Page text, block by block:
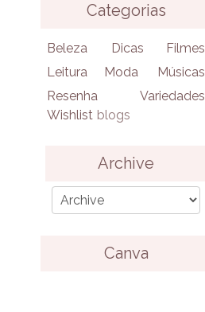
Categorias
Beleza Dicas
Filmes
Leitura
Moda
Músicas
Resenha
Variedades
Wishlist blogs
Archive
Canva